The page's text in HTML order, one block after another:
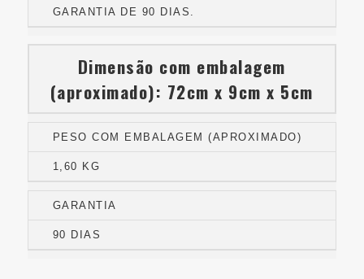
GARANTIA DE 90 DIAS.
Dimensão com embalagem
(aproximado): 72cm x 9cm x 5cm
PESO COM EMBALAGEM (APROXIMADO)
1,60 KG
GARANTIA
90 DIAS